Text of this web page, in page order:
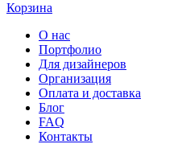
Корзина
О нас
Портфолио
Для дизайнеров
Организация
Оплата и доставка
Блог
FAQ
Контакты